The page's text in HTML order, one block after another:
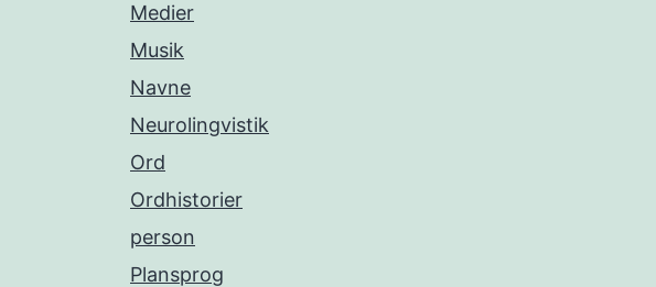
Medier
Musik
Navne
Neurolingvistik
Ord
Ordhistorier
person
Plansprog